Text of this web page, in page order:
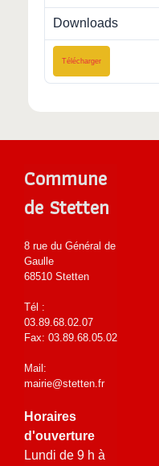
Downloads
Télécharger
Commune
de Stetten
8 rue du Général de
Gaulle
68510 Stetten
Tél :
03.89.68.02.07
Fax: 03.89.68.05.02
Mail:
mairie@stetten.fr
Horaires
d'ouverture
Lundi de 9 h à